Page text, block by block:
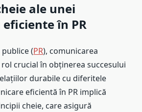
ale unei
în PR
(PR), comunicarea
crucial în obținerea succesului
durabile cu diferitele
eficientă în PR implică
cheie, care asigură